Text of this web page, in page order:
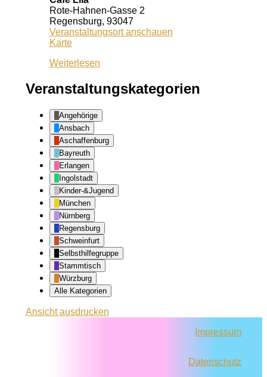
Rote-Hahnen-Gasse 2
Regensburg, 93047
Veranstaltungsort anschauen
KarteCafé
Weiterlesen
Veranstaltungskategorien
Angehörige
Ansbach
Aschaffenburg
Bayreuth
Erlangen
Ingolstadt
Kinder-&Jugend
München
Nürnberg
Regensburg
Schweinfurt
Selbsthilfegruppe
Stammtisch
Würzburg
Alle Kategorien
Ansichtausdrucken
Impressum
Datenschutz